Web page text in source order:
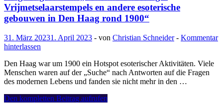
Vrijmetselaarstempels en andere esoterische
gebouwen in Den Haag rond 1900“
31. März 20231. April 2023 - von Christian Schneider- Kommentar
hinterlassen
Den Haag war um 1900 ein Hotspot esoterischer Aktivitäten. Viele
Menschen waren auf der „Suche“ nach Antworten auf die Fragen
des modernen Lebens und fanden sie nicht mehr in den …
Haager
Den kompletten Beitrag aufrufen